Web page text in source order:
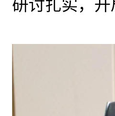
研讨扎实，